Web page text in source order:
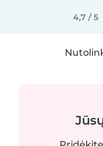
4,7 / 5